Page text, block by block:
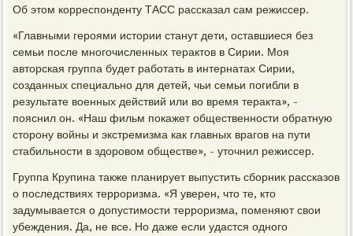
Об этом корреспонденту ТАСС рассказал сам режиссер.
«Главными героями истории станут дети, оставшиеся без
семьи после многочисленных терактов в Сирии. Моя
авторская группа будет работать в интернатах Сирии,
созданных специально для детей, чьи семьи погибли в
результате военных действий или во время теракта», -
пояснил он. «Наш фильм покажет общественности обратную
сторону войны и экстремизма как главных врагов на пути
стабильности в здоровом обществе», - уточнил режиссер.
Группа Крупина также планирует выпустить сборник рассказов
о последствиях терроризма. «Я уверен, что те, кто
задумывается о допустимости терроризма, поменяют свои
убеждения. Да, не все. Но даже если удастся одного